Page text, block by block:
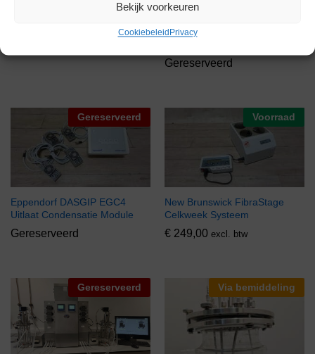
Bekijk voorkeuren
Cookiebeleid Privacy
Eppendorf OP-76 Optische pH-
Gereserveerd
Gereserveerd
Eppendorf DASGIP EGC4
Uitlaat Condensatie Module
Gereserveerd
Voorraad
New Brunswick FibraStage
Celkweek Systeem
€ 249,00 excl. btw
Gereserveerd Via bemiddeling